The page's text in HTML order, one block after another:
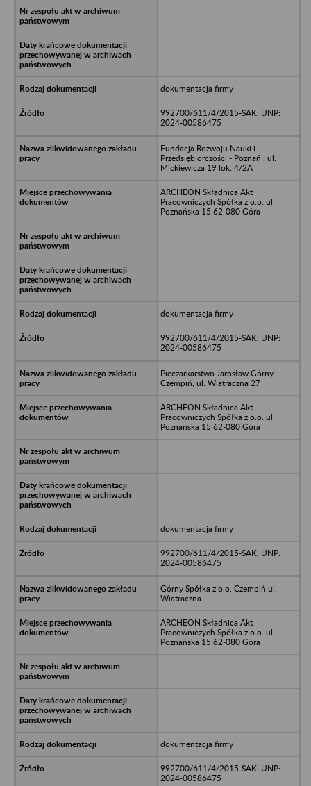
dokumentacja firmy
992700/611/4/2015-SAK; UNP:
2024-00586475
Fundacja Rozwoju Nauki i
Przedsiębiorczości - Poznań , ul.
Mickiewicza 19 lok. 4/2A
ARCHEON Składnica Akt
Pracowniczych Spółka z o.o. ul.
Poznańska 15 62-080 Góra
dokumentacja firmy
992700/611/4/2015-SAK; UNP:
2024-00586475
Pieczarkarstwo Jarosław Górny -
Czempiń, ul. Wiatraczna 27
ARCHEON Składnica Akt
Pracowniczych Spółka z o.o. ul.
Poznańska 15 62-080 Góra
dokumentacja firmy
992700/611/4/2015-SAK; UNP:
2024-00586475
Górny Spółka z o.o. Czempiń ul.
Wiatraczna
ARCHEON Składnica Akt
Pracowniczych Spółka z o.o. ul.
Poznańska 15 62-080 Góra
dokumentacja firmy
992700/611/4/2015-SAK; UNP:
2024-00586475